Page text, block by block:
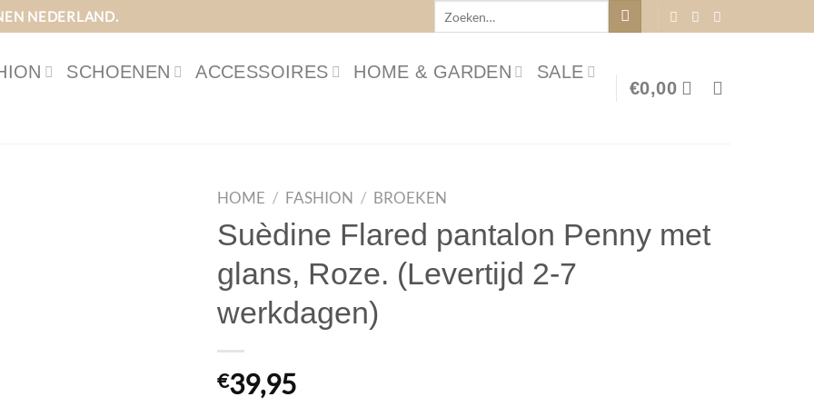
NEDERLAND.
SCHOENEN ACCESSOIRES HOME & GARDEN
SALE
€0,00
HOME / FASHION / BROEKEN
Suèdine Flared pantalon Penny met
glans, Roze. (Levertijd 2-7
werkdagen)
€39,95